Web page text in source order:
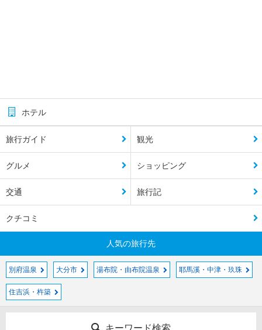
ホテル
旅行ガイド 観光
グルメ ショッピング
交通 旅行記
クチコミ
人気の旅行先
別府温泉 大分市 湯布院・由布院温泉 耶馬溪・中津・玖珠
住吉浜・杵築
キーワード検索